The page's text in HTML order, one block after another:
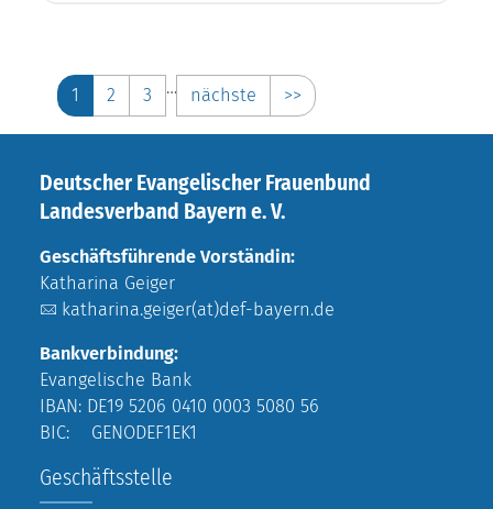
1 2 3 … nächste >>
Deutscher Evangelischer Frauenbund
Landesverband Bayern e. V.
Geschäftsführende Vorständin:
Katharina Geiger
katharina.geiger(at)def-bayern.de
Bankverbindung:
Evangelische Bank
IBAN: DE19 5206 0410 0003 5080 56
BIC: GENODEF1EK1
Geschäftsstelle